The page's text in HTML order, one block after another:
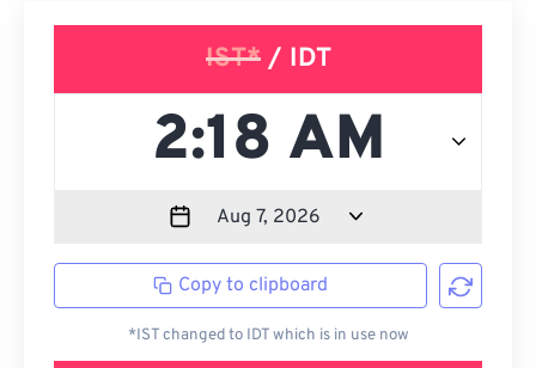
IST*/ IDT
Copy to clipboard
*IST changed to IDT which is in use now